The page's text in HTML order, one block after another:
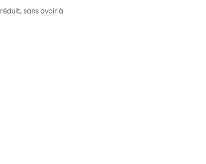
sans avoir à